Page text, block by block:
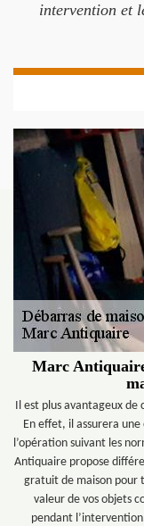
intervention et
Marc
Il est plus avantageux de
En effet, il assurera
l’opération suivant les
Antiquaire propose
gratuit de maison pour
valeur de vos objets
pendant